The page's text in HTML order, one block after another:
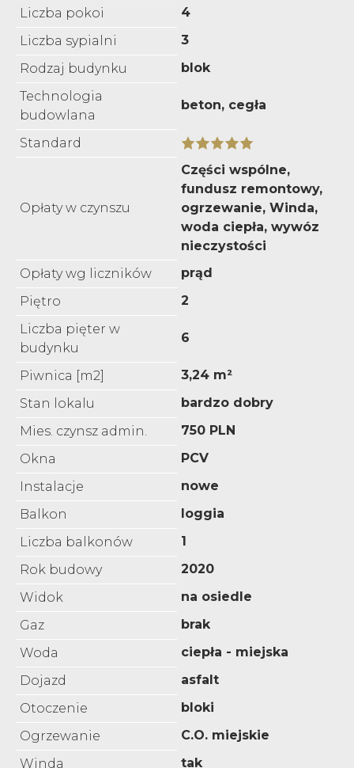
Liczba pokoi
4
Liczba sypialni
3
Rodzaj budynku
blok
Technologia
budowlana
beton, cegła
Standard
Opłaty w czynszu
Części wspólne,
fundusz remontowy,
ogrzewanie, Winda,
woda ciepła, wywóz
nieczystości
Opłaty wg liczników
prąd
Piętro
2
Liczba pięter w
budynku
6
Piwnica [m2]
3,24 m²
Stan lokalu
bardzo dobry
Mies. czynsz admin.
750 PLN
Okna
PCV
Instalacje
nowe
Balkon
loggia
Liczba balkonów
1
Rok budowy
2020
Widok
na osiedle
Gaz
brak
Woda
ciepła - miejska
Dojazd
asfalt
Otoczenie
bloki
Ogrzewanie
C.O. miejskie
Winda
tak